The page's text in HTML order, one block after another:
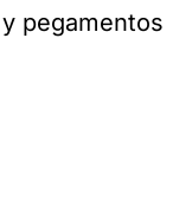
pegamentos